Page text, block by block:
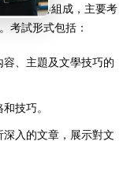
張試卷組成，主要考
考試形式包括：
、主題及文學技巧的
技巧。
入的文章，展示對文